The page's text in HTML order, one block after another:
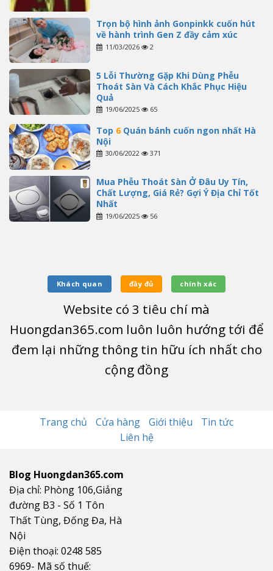
Trọn bộ hình ảnh Gonpinkk cuốn hút
về hành trình Gen Z đầy cảm xúc
11/03/2026 2
5 Lỗi Thường Gặp Khi Dùng Phễu
Thoát Sàn Và Cách Khắc Phục Hiệu
Quả
19/06/2025 65
Top 6Quán bánh cuốn ngon nhất Hà
Nội
30/06/2022 371
Mua Phễu Thoát Sàn Ở Đâu Uy Tín,
Chất Lượng, Giá Rẻ? Gợi Ý Địa Chỉ Tốt
Nhất
19/06/2025 56
Khách quan đầy đủ chính xác
Website có 3 tiêu chí mà
Huongdan365.com luôn luôn hướng tới để
đem lại những thông tin hữu ích nhất cho
cộng đồng
Trang chủ Cửa hàng Giới thiệu
Tin tức
Liên hệ
Blog Huongdan365.com
Địa chỉ: Phòng 106,Giảng
đường B3 - Số 1 Tôn
Thất Tùng, Đống Đa, Hà
Nội
Điện thoại: 0248 585
6969- Mã số thuế: